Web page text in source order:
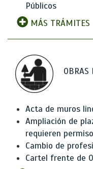
Públicos
MÁS TRÁMITES
OBRAS
Acta de muros
Ampliación de
requieren
Cambio de
Cartel frente de